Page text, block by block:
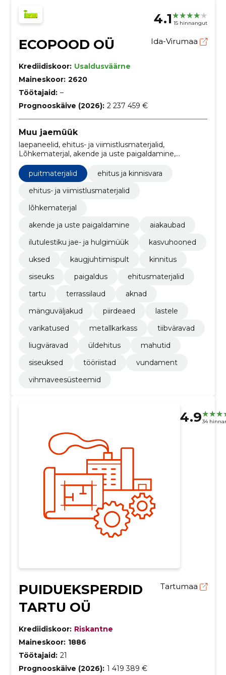
4.1 15 hinnangut
ECOPOOD OÜ Ida-Virumaa
Krediidiskoor: Usaldusväärne
Maineskoor: 2620
Töötajaid: –
Prognooskäive (2026): 2 237 459 €
Muu jaemüük
laepaneelid, ehitus- ja viimistlusmaterjalid,
Lõhkematerjal, akende ja uste paigaldamine,
Aiakaubad, ilutulestiku jae- ja hulgimüük,
kasvuhooned, uksed, kaugjuhtimispult, kinnitus
puitmaterjalid
ehitus ja kinnisvara
ehitus- ja viimistlusmaterjalid
lõhkematerjal
akende ja uste paigaldamine
aiakaubad
ilutulestiku jae- ja hulgimüük
kasvuhooned
uksed
kaugjuhtimispult
kinnitus
siseuks
paigaldus
ehitusmaterjalid
tartu
terrassilaud
aknad
mänguväljakud
piirdeaed
lastele
varikatused
metallkarkass
tiibväravad
liugväravad
üldehitus
mahutid
siseuksed
tööriistad
vundament
vihmaveesüsteemid
4.934
PUIDUEKSPERDID
TARTU OÜ
Tartumaa
Krediidiskoor: Riskantne
Maineskoor: 1886
Töötajaid: 21
Prognooskäive (2026): 1 419 389 €